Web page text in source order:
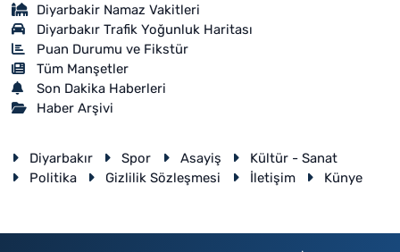
Diyarbakir Namaz Vakitleri
Diyarbakır Trafik Yoğunluk Haritası
Puan Durumu ve Fikstür
Tüm Manşetler
Son Dakika Haberleri
Haber Arşivi
Diyarbakır Spor Asayiş
Kültür - Sanat
Politika
Gizlilik Sözleşmesi İletişim Künye